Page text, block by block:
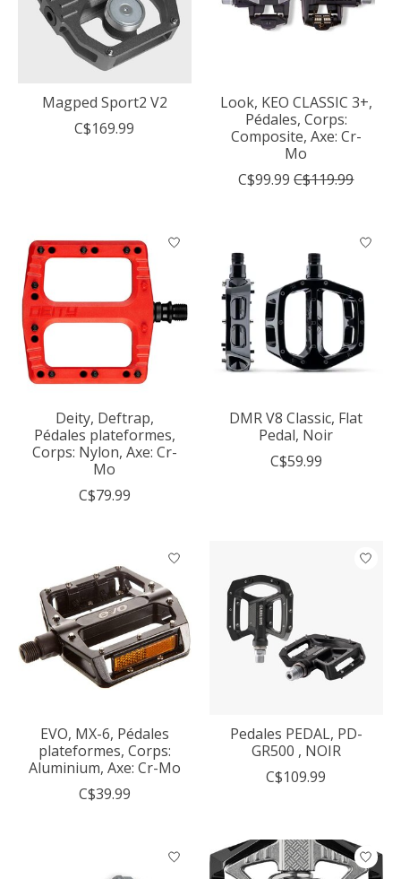
Magped Sport2 V2
C$169.99
Look, KEO CLASSIC 3+,
Pédales, Corps:
Composite, Axe: Cr-
Mo
C$99.99 C$119.99
Deity, Deftrap,
Pédales plateformes,
Corps: Nylon, Axe: Cr-
Mo
C$79.99
DMR V8 Classic, Flat
Pedal, Noir
C$59.99
EVO, MX-6, Pédales
plateformes, Corps:
Aluminium, Axe: Cr-Mo
C$39.99
Pedales PEDAL, PD-
GR500 , NOIR
C$109.99